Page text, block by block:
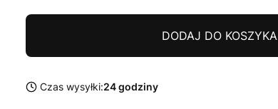
DODAJ DO KOSZYKA
Czas wysyłki:24 godziny